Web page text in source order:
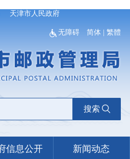
天津市人民政府
无障碍 简体 |繁體
搜索
信息公开 新闻动态